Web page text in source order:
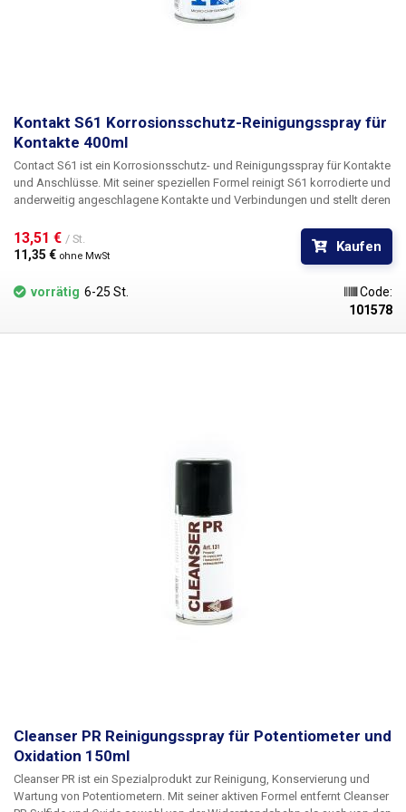
Kontakt S61 Korrosionsschutz-Reinigungsspray für
Kontakte 400ml
Contact S61 ist ein Korrosionsschutz- und Reinigungsspray für Kontakte
und Anschlüsse. Mit seiner speziellen Formel reinigt S61 korrodierte und
anderweitig angeschlagene Kontakte und Verbindungen und stellt deren
Oxidation und Korrosion. Der S61-Kontakt hinterlässt keinen
Oberflächenfilm und keine Harzablagerungen. Es ist auch ein wirksames
Schmiermittel und eine Korrosionsschutzbeschichtung für empfindliche
Kontakte und elektromechanische Antriebe. Verwendung in der
Elektronik und in Präzisionsmechanismen. Es wird in einer dünnen,
Leicht entflammbares Spray
13,51 € / St.
11,35 € ohne MwSt
Kaufen
vorrätig 6-25 St.
Code:
101578
Cleanser PR Reinigungsspray für Potentiometer und
Oxidation 150ml
Cleanser PR ist ein Spezialprodukt zur Reinigung, Konservierung und
Wartung von Potentiometern. Mit seiner aktiven Formel entfernt Cleanser